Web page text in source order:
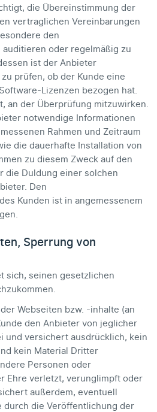
die Übereinstimmung der
vertraglichen Vereinbarungen
den
oder regelmäßig zu
ist der Anbieter
prüfen, ob der Kunde eine
Lizenzen bezogen hat.
an der Überprüfung mitzuwirken.
notwendige Informationen
Rahmen und Zeitraum
die dauerhafte Installation von
zu diesem Zweck auf den
die Duldung einer solchen
Den
Kunden ist in angemessenem
Sperrung von
sich, seinen gesetzlichen
Webseiten bzw. -inhalte (an
den Anbieter von jeglicher
und versichert ausdrücklich, kein
kein Material Dritter
Personen oder
Ehre verletzt, verunglimpft oder
außerdem, eventuell
durch die Veröffentlichung der